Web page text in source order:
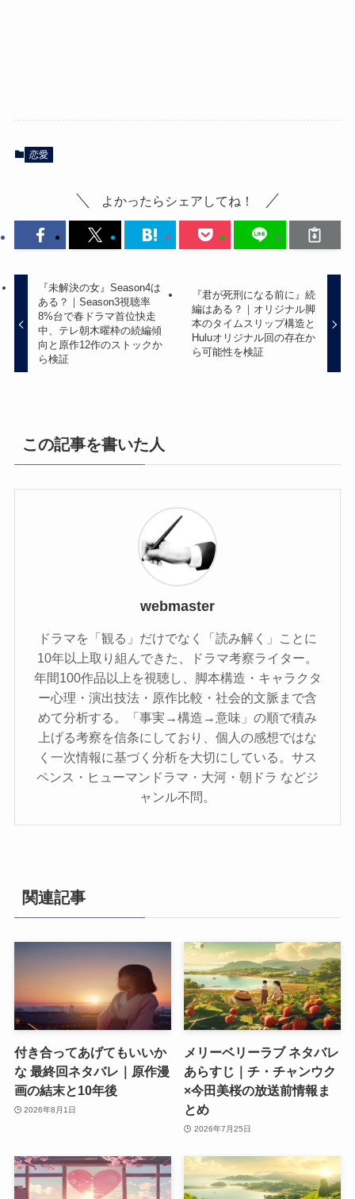
恋愛
よかったらシェアしてね！
『未解決の女』Season4は
ある？｜Season3視聴率
8%台で春ドラマ首位快走
中、テレ朝木曜枠の続編傾
向と原作12作のストックか
ら検証
『君が死刑になる前に』続
編はある？｜オリジナル脚
本のタイムスリップ構造と
Huluオリジナル回の存在か
ら可能性を検証
この記事を書いた人
webmaster
ドラマを「観る」だけでなく「読み解く」ことに
10年以上取り組んできた、ドラマ考察ライター。
年間100作品以上を視聴し、脚本構造・キャラクタ
ー心理・演出技法・原作比較・社会的文脈まで含
めて分析する。「事実→構造→意味」の順で積み
上げる考察を信条にしており、個人の感想ではな
く一次情報に基づく分析を大切にしている。サス
ペンス・ヒューマンドラマ・大河・朝ドラ などジ
ャンル不問。
関連記事
付き合ってあげてもいいか
な 最終回ネタバレ｜原作漫
画の結末と10年後
2026年8月1日
メリーベリーラブ ネタバレ
あらすじ｜チ・チャンウク
×今田美桜の放送前情報ま
とめ
2026年7月25日